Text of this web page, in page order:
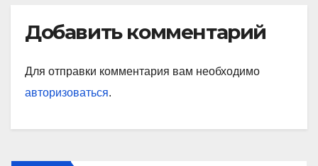
Добавить комментарий
Для отправки комментария вам необходимо
авторизоваться.